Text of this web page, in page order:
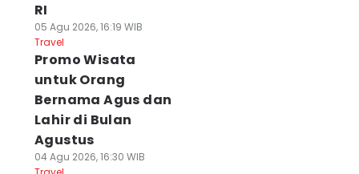
RI
05 Agu 2026, 16:19 WIB
Travel
Promo Wisata
untuk Orang
Bernama Agus dan
Lahir di Bulan
Agustus
04 Agu 2026, 16:30 WIB